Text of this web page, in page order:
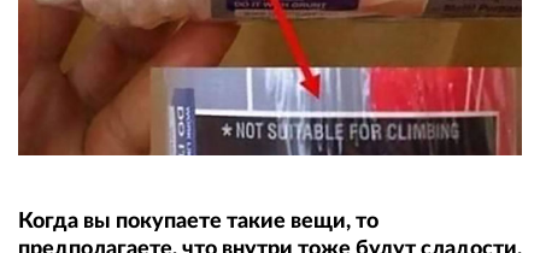
Когда вы покупаете такие вещи, то